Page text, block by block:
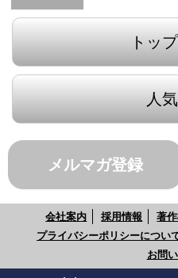
トッ
人
メルマガ登録
会社案内 採用情報 著
プライバシーポリシーについ
お問